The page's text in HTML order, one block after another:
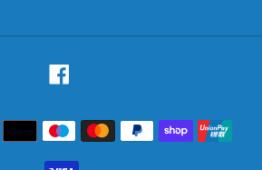
Zahlungsarten